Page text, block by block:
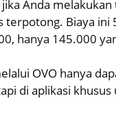
Anda
terpotong. Biaya ini
hanya 145.000
OVO hanya
di aplikasi